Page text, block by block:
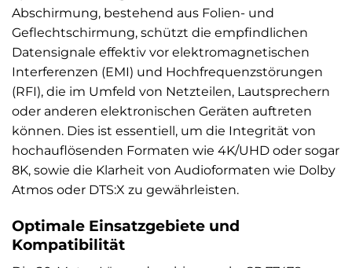
Abschirmung, bestehend aus Folien- und
Geflechtschirmung, schützt die empfindlichen
Datensignale effektiv vor elektromagnetischen
Interferenzen (EMI) und Hochfrequenzstörungen
(RFI), die im Umfeld von Netzteilen, Lautsprechern
oder anderen elektronischen Geräten auftreten
können. Dies ist essentiell, um die Integrität von
hochauflösenden Formaten wie 4K/UHD oder sogar
8K, sowie die Klarheit von Audioformaten wie Dolby
Atmos oder DTS:X zu gewährleisten.
Optimale Einsatzgebiete und
Kompatibilität